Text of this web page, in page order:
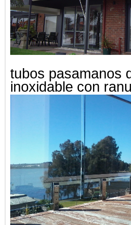
tubos pasamanos
inoxidable con